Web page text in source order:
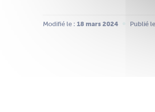
Modifié le : 18 mars 2024 Publié